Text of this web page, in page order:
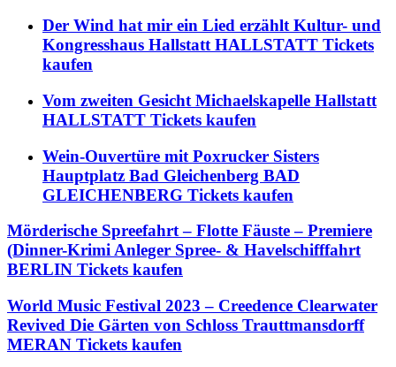
Der Wind hat mir ein Lied erzählt Kultur- und
Kongresshaus Hallstatt HALLSTATT Tickets
kaufen
Vom zweiten Gesicht Michaelskapelle Hallstatt
HALLSTATT Tickets kaufen
Wein-Ouvertüre mit Poxrucker Sisters
Hauptplatz Bad Gleichenberg BAD
GLEICHENBERG Tickets kaufen
Mörderische Spreefahrt – Flotte Fäuste – Premiere
(Dinner-Krimi Anleger Spree- & Havelschifffahrt
BERLIN Tickets kaufen
World Music Festival 2023 – Creedence Clearwater
Revived Die Gärten von Schloss Trauttmansdorff
MERAN Tickets kaufen